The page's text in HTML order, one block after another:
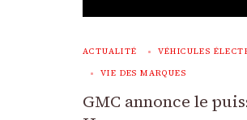
ACTUALITÉ VÉHICULES
VIE DES MARQUES
GMC annonce le